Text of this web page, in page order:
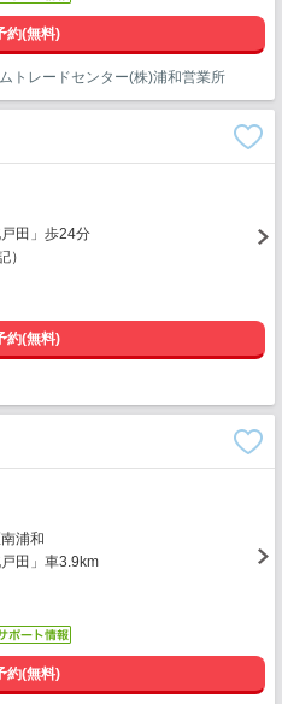
約(無料)
トレードセンター(株)浦和営業所
田」歩24分
）
約(無料)
浦和
田」車3.9km
約(無料)